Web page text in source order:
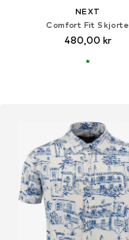
NEXT
Comfort Fit Skjorte
480,00 kr